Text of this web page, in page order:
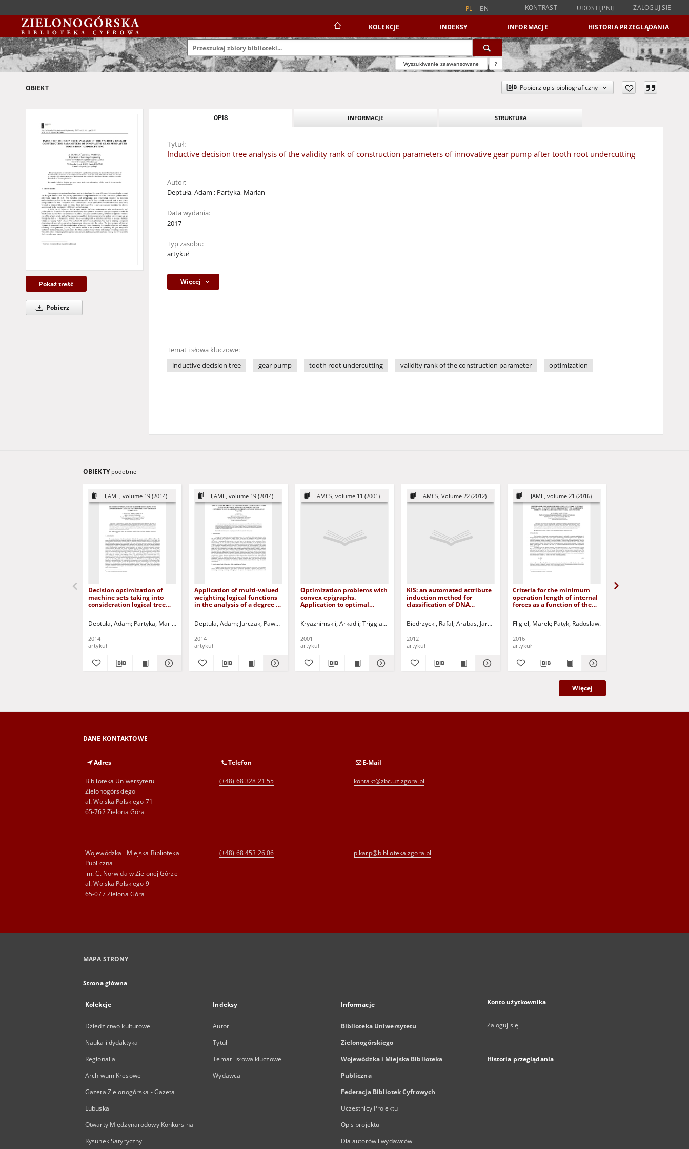
PL EN KONTRAST UDOSTĘPNIJ ZALOGUJ SIĘ
KOLEKCJE INDEKSY INFORMACJE HISTORIA PRZEGLĄDANIA
Wyszukiwanie zaawansowane ?
OBIEKT Pobierz opis bibliograficzny
Pokaż treść
Pobierz
OPIS INFORMACJE STRUKTURA
Tytuł:
Inductive decision tree analysis of the validity rank of construction parameters of innovative gear pump after tooth root undercutting
Autor:
Deptuła, Adam ; Partyka, Marian
Data wydania:
2017
Typ zasobu:
artykuł
Więcej
Temat i słowa kluczowe:
inductive decision tree
gear pump tooth root undercutting validity rank of the construction parameter optimization
OBIEKTY podobne
IJAME, volume 19 (2014)
Decision optimization of
machine sets taking into
consideration logical tree
Deptuła, Adam Partyka, Marian Jurczak, Paweł - red.
2014
artykuł
IJAME, volume 19 (2014)
Application of multi-valued
weighting logical functions
in the analysis of a degree of
of hydraulic valves
Deptuła, Adam Jurczak, Paweł - red.
2014
artykuł
AMCS, volume 11 (2001)
Optimization problems with
convex epigraphs.
Application to optimal
Kryazhimskii, Arkadii Triggiani, Roberto- ed. Maksimov, Vyacheslav I. - ed.
2001
artykuł
AMCS, Volume 22 (2012)
KIS: an automated attribute
induction method for
classification of DNA
Biedrzycki, Rafał Arabas, Jarosław Korbicz, Józef (1951- ) - red. Uciński, Dariusz - red.
2012
artykuł
IJAME, volume 21 (2016)
Criteria for the minimum
operation length of internal
forces as a function of the
structural components
Fligiel, Marek Patyk, Radosław
2016
artykuł
Więcej
DANE KONTAKTOWE
Adres
Biblioteka Uniwersytetu
Zielonogórskiego
al. Wojska Polskiego 71
65-762 Zielona Góra
Telefon
(+48) 68 328 21 55
E-Mail
kontakt@zbc.uz.zgora.pl
Wojewódzka i Miejska Biblioteka
Publiczna
im. C. Norwida w Zielonej Górze
al. Wojska Polskiego 9
65-077 Zielona Góra
(+48) 68 453 26 06 p.karp@biblioteka.zgora.pl
MAPA STRONY
Strona główna
Kolekcje
Dziedzictwo kulturowe
Nauka i dydaktyka
Regionalia
Archiwum Kresowe
Gazeta Zielonogórska - Gazeta
Lubuska
Otwarty Międzynarodowy Konkurs na
Rysunek Satyryczny
Indeksy
Autor
Tytuł
Temat i słowa kluczowe
Wydawca
Informacje
Biblioteka Uniwersytetu
Zielonogórskiego
Wojewódzka i Miejska Biblioteka
Publiczna
Federacja Bibliotek Cyfrowych
Uczestnicy Projektu
Opis projektu
Dla autorów i wydawców
Konto użytkownika
Zaloguj się
Historia przeglądania